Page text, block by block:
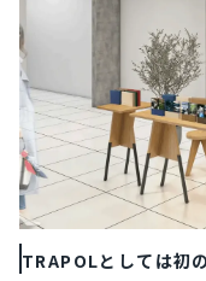
TRAPOLとしては初